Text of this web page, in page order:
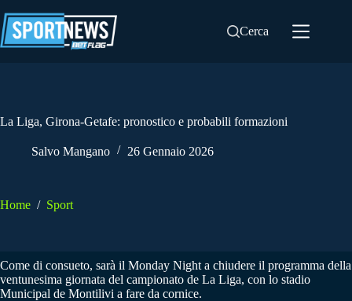
al
contenuto
Cerca
La Liga, Girona-Getafe: pronostico e probabili formazioni
Salvo Mangano 26 Gennaio 2026
Home / Sport
Come di consueto, sarà il Monday Night a chiudere il programma della
ventunesima giornata del campionato de La Liga, con lo stadio
Municipal de Montilivi a fare da cornice.